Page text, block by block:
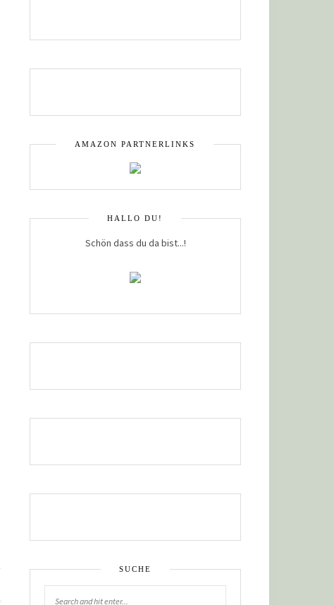
AMAZON PARTNERLINKS
HALLO DU!
Schön dass du da bist...!
SUCHE